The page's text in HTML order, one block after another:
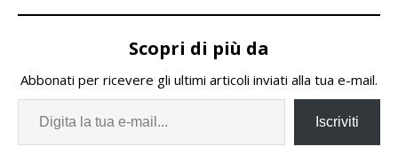
Scopri di più da
Abbonati per ricevere gli ultimi articoli inviati alla tua e-mail.
Iscriviti